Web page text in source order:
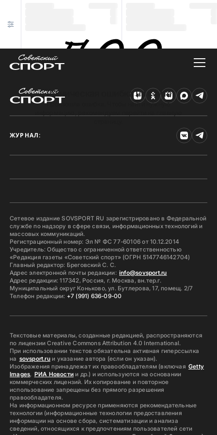
Техническая ошибка на сайте
Произошла ошибка. Чтобы найти нужную
ЖУРНАЛ:
Сетевое издание SOVSPORT RU зарегистрировано в Федеральной
службе по надзору в сфере связи, информационных технологий и
массовых коммуникаций.
Регистрационный номер: Эл № ФС 77-60106 от 10.12.2014
Учредитель: Общество с ограниченной ответственностью
«Редакция газеты «Советский спорт» (ОГРН 5147746142704)
Главный редактор: Бреговский С. С.
Адрес электронной почты редакции: info@sovsport.ru
Адрес редакции: 117342, Россия, г. Москва, вн.тер.г.
Муниципальный округ Коньково, ул. Бутлерова, 17, помещ. 2/7
Телефон редакции: +7 (991) 636-09-00
Текстовые материалы, созданные редакцией, распространяются
по лицензии Creative Commons Attribution 4.0 International.
При использовании текстов обязательна активная гиперссылка
на sovsport.ruи указание автора (если он указан).
Изображения принадлежат их правообладателям (включая Getty
Images, РИА Новостии др.) и используются на основании
коммерческих лицензий. Их копирование и повторное
использование запрещены без прямого разрешения
правообладателя.
На информационном ресурсе применяются рекомендательные
технологии (информационные технологии предоставления
информации на основе сбора, систематизации и анализа
сведений, относящихся к предпочтениям пользователей сети